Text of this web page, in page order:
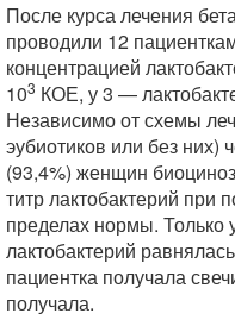
После курса лечения
проводили 12
концентрацией
103 КОЕ, у 3 —
Независимо от схемы
эубиотиков или без них)
(93,4%) женщин
титр лактобактерий при
пределах нормы. Только
лактобактерий
пациентка получала
получала.